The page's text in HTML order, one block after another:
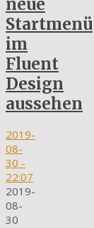
neue
Startmenü
im
Fluent
Design
aussehen
2019-
08-
30 -
22:07
2019-
08-
30